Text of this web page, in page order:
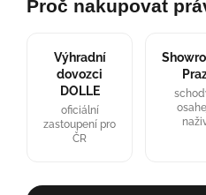
Proč nakupovat
Výhradní
dovozci
DOLLE
oficiální
zastoupení pro
ČR